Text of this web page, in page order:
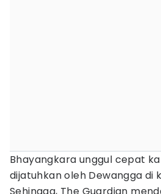
Bhayangkara unggul cepat
dijatuhkan oleh Dewangga di